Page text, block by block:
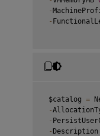
-
-
$catalog =
-
-
-Description